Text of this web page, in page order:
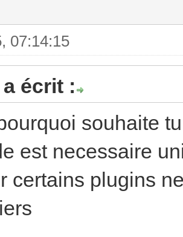
07:14:15
écrit :
souhaite
est necessaire
certains plugins